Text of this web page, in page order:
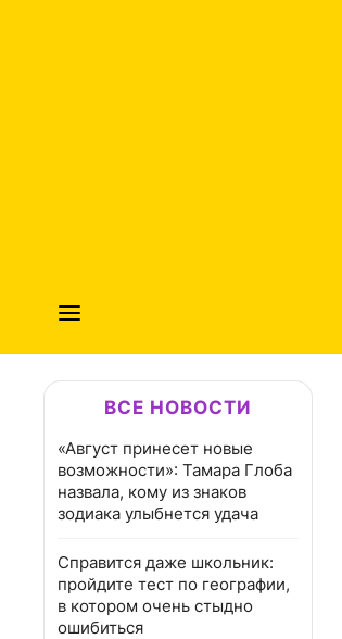
ВСЕ НОВОСТИ
«Август принесет новые
возможности»: Тамара Глоба
назвала, кому из знаков
зодиака улыбнется удача
Справится даже школьник:
пройдите тест по географии,
в котором очень стыдно
ошибиться